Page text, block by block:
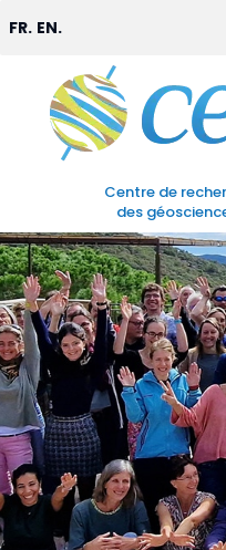
Centre de
des
FR. EN.